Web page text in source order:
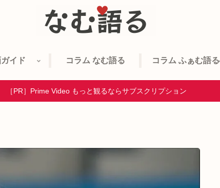
イド コラム なむ語る コラム ふぁむ語る
［PR］Prime Video もっと観るならサブスクリプション